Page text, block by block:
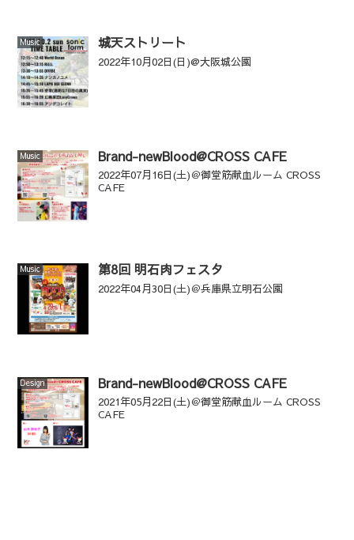
Music 城天ストリート
2022年10月02日(日)@大阪城公園
Music Brand-newBlood@CROSS CAFE
2022年07月16日(土)＠御堂筋献血ルーム CROSS
CAFE
Music 第8回 明石肉フェスタ
2022年04月30日(土)＠兵庫県立明石公園
Design Brand-newBlood@CROSS CAFE
2021年05月22日(土)＠御堂筋献血ルーム CROSS
CAFE